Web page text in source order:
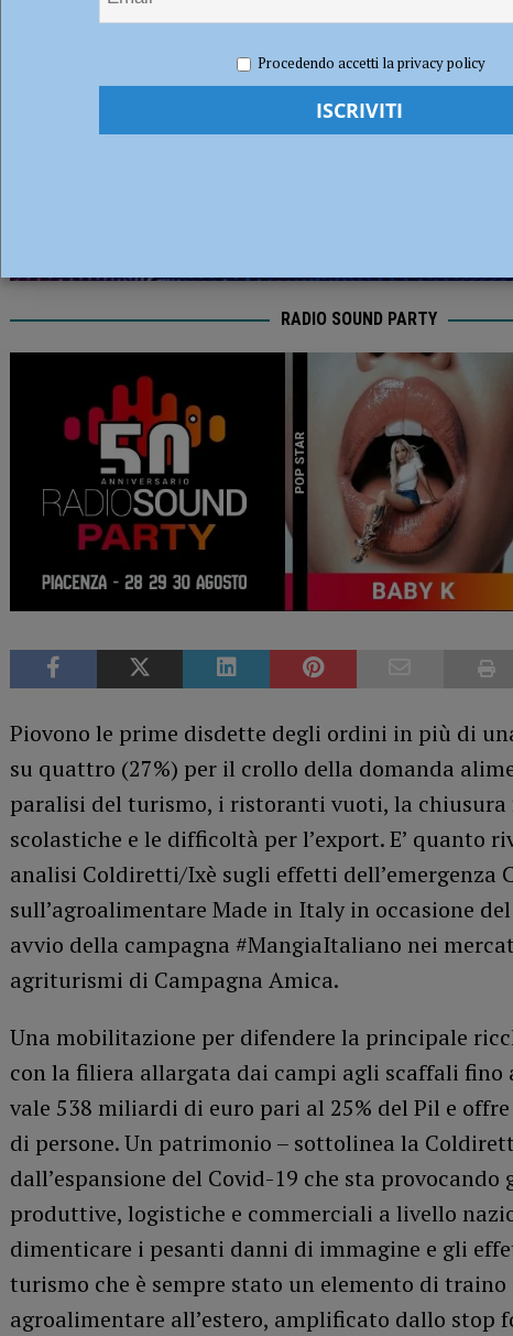
nido, Tagliaferri (FdI): “Verificare subito la situazione nella provincia di Piacenza”
Redazione FG Cronaca Piacenza
RADIO SOUND PARTY
Piovono le prime disdette degli ordini in più di
su quattro (27%) per il crollo della domanda
paralisi del turismo, i ristoranti vuoti, la chiusura
scolastiche e le difficoltà per l’export. E’ quanto
analisi Coldiretti/Ixè sugli effetti dell’emergenza
sull’agroalimentare Made in Italy in occasione
avvio della campagna #MangiaItaliano nei
agriturismi di Campagna Amica.
Una mobilitazione per difendere la principale
con la filiera allargata dai campi agli scaffali fino
vale 538 miliardi di euro pari al 25% del Pil e
di persone. Un patrimonio – sottolinea la
dall’espansione del Covid-19 che sta
produttive, logistiche e commerciali a livello
dimenticare i pesanti danni di immagine e gli
turismo che è sempre stato un elemento di
agroalimentare all’estero, amplificato dallo stop
Procedendo accetti la privacy policy